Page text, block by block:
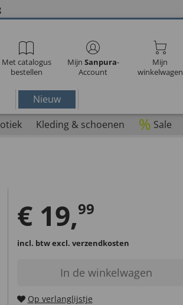
Met catalogus
bestellen
Mijn Sanpura-
Account
Mijn
winkelwagen
Nieuw
Kleding & schoenen % Sale
€ 19,99
incl. btwexcl. verzendkosten
In de winkelwagen
Op verlanglijstje